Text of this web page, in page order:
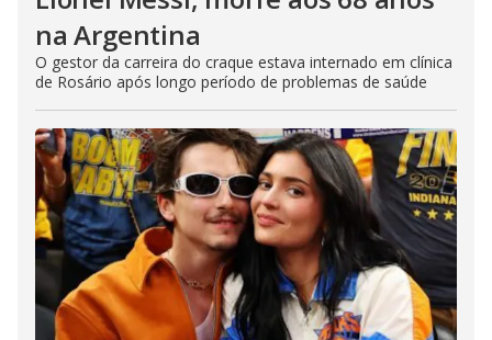
na Argentina
O gestor da carreira do craque estava internado em clínica
de Rosário após longo período de problemas de saúde